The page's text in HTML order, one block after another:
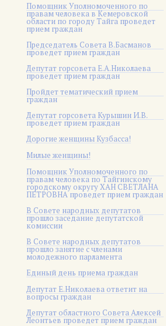
Помощник Уполномоченного по
правам человека в Кемеровской
области по городу Тайга проведет
прием граждан
Председатель Совета В.Басманов
проведет прием граждан
Депутат горсовета Е.А.Николаева
проведет прием граждан
Пройдет тематический прием
граждан
Депутат горсовета Курышин И.В.
проведет прием граждан
Дорогие женщины Кузбасса!
Милые женщины!
Помощник Уполномоченного по
правам человека по Тайгинскому
городскому округу ХАН СВЕТЛАНА
ПЕТРОВНА проведет прием граждан
В Совете народных депутатов
прошло заседание депутатской
комиссии
В Совете народных депутатов
прошло занятие с членами
молодежного парламента
Единый день приема граждан
Депутат Е.Николаева ответит на
вопросы граждан
Депутат областного Совета Алексей
Леонтьев проведет прием граждан